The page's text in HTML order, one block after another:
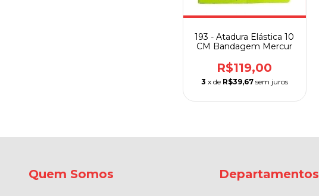
193 - Atadura Elástica 10
CM Bandagem Mercur
R$119,00
3 x de R$39,67 sem juros
Quem Somos Departamentos